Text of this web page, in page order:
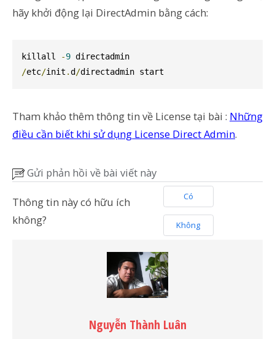
hãy khởi động lại DirectAdmin bằng cách:
killall -9
/etc/init .d /directadmin start
Tham khảo thêm thông tin về License tại bài : Những
điều cần biết khi sử dụng License Direct Admin.
Gửi phản hồi về bài viết này
Thông tin này có hữu ích
không?
Có
Không
Nguyễn Thành Luân